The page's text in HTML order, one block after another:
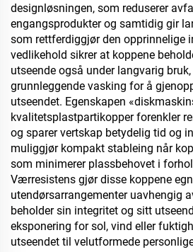
designløsningen, som reduserer
engangsprodukter og samtidig gir
som rettferdiggjør den opprinnelige
vedlikehold sikrer at koppene
utseende også under langvarig
grunnleggende vasking for å
utseendet. Egenskapen
kvalitetsplastpartikopper forenkler
og sparer vertskap betydelig tid og
muliggjør kompakt stableing når
som minimerer plassbehovet i
Værresistens gjør disse koppene
utendørsarrangementer uavhengig
beholder sin integritet og sitt
eksponering for sol, vind eller
utseendet til velutformede